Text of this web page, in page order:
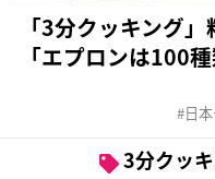
「3分クッキング
「エプロンは100
日
3分クッ